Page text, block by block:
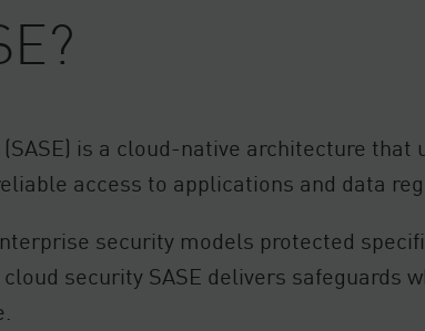
is a cloud-native architecture
access to applications and data
security models protected
security SASE delivers safeguards